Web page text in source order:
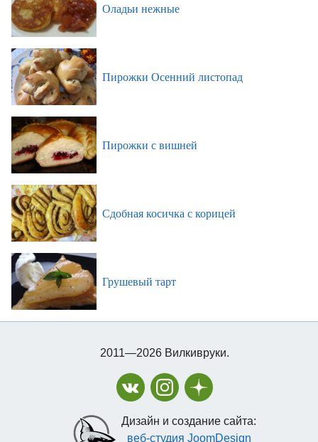
Оладьи нежные
Пирожки Осенний листопад
Пирожки с вишней
Сдобная косичка с корицей
Грушевый тарт
2011—2026 Вилкивруки.
Дизайн и создание сайта:
веб-студия JoomDesign